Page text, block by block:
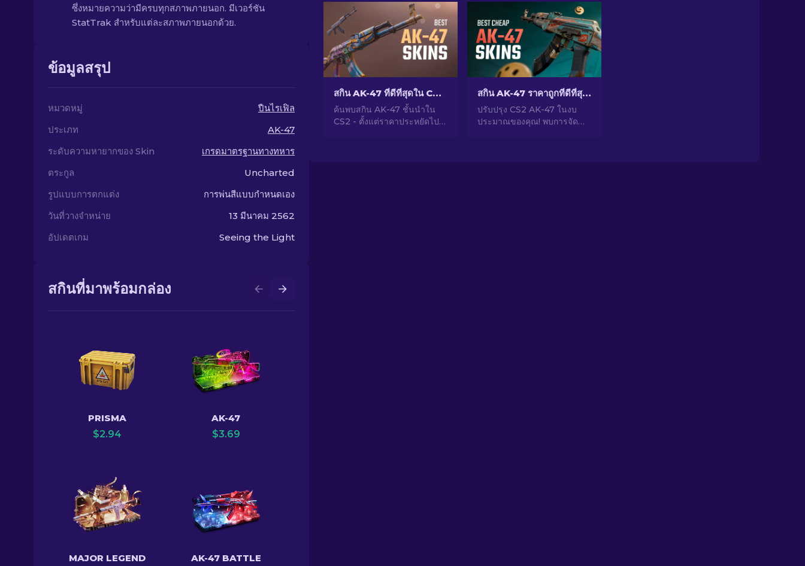
ซึ่งหมายความว่ามีครบทุกสภาพภายนอก. มีเวอร์ชัน
StatTrak สำหรับแต่ละสภาพภายนอกด้วย.
ข้อมูลสรุป
หมวดหมู่
ปืนไรเฟิล
ประเภท
AK-47
ระดับความหายากของ Skin
เกรดมาตรฐานทางทหาร
ตระกูล
Uncharted
รูปแบบการตกแต่ง
การพ่นสีแบบกำหนดเอง
วันที่วางจำหน่าย
13 มีนาคม 2562
อัปเดตเกม
Seeing the Light
สกินที่มาพร้อมกล่อง
PRISMA
$2.94
AK-47
$3.69
MAJOR LEGEND
AK-47 BATTLE
สกิน AK-47 ที่ดีที่สุดใน CS2: ตั้งแต่ถูกไปจนถึงแพง
ค้นพบสกิน AK-47 ชั้นนำใน
CS2 - ตั้งแต่ราคาประหยัดไป
สกิน AK-47 ราคาถูกที่ดีที่สุดใน CS2 ต่ำกว่า 10 ดอลลาร์
ปรับปรุง CS2 AK-47 ในงบ
ประมาณของคุณ! พบการจัด